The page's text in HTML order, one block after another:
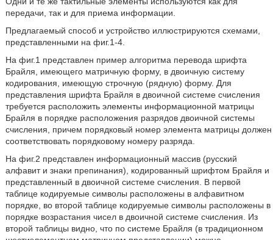
передачи, так и для приема информации.
Предлагаемый способ и устройство иллюстрируются схемами,
представленными на фиг.1-4.
На фиг.1 представлен пример алгоритма перевода шрифта
Брайля, имеющего матричную форму, в двоичную систему
кодирования, имеющую строчную (рядную) форму. Для
представления шрифта Брайля в двоичной системе счисления
требуется расположить элементы информационной матрицы
Брайля в порядке расположения разрядов двоичной системы
счисления, причем порядковый номер элемента матрицы должен
соответствовать порядковому номеру разряда.
На фиг.2 представлен информационный массив (русский
алфавит и знаки препинания), кодированный шрифтом Брайля и
представленный в двоичной системе счисления. В первой
таблице кодируемые символы расположены в алфавитном
порядке, во второй таблице кодируемые символы расположены в
порядке возрастания чисел в двоичной системе счисления. Из
второй таблицы видно, что по системе Брайля (в традиционном